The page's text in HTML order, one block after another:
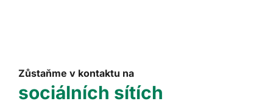
Zůstaňme v kontaktu na
sociálních sítích